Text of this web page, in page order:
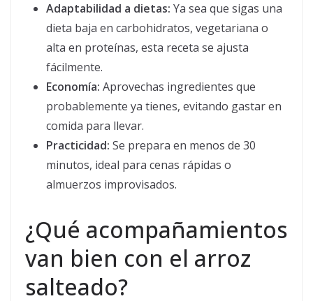
Adaptabilidad a dietas: Ya sea que sigas una
dieta baja en carbohidratos, vegetariana o
alta en proteínas, esta receta se ajusta
fácilmente.
Economía: Aprovechas ingredientes que
probablemente ya tienes, evitando gastar en
comida para llevar.
Practicidad: Se prepara en menos de 30
minutos, ideal para cenas rápidas o
almuerzos improvisados.
¿Qué acompañamientos
van bien con el arroz
salteado?